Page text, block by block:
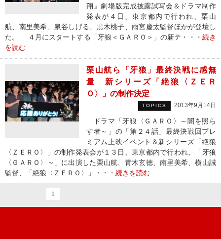
翔』劇場版完成披露試写会＆ドラマ制作
発表が４日、東京都内で行われ、栗山
航、南里美希、泉谷しげる、黒木桃子、雨宮慶太監督ほかが登壇し
た。 ４月にスタートする「牙狼＜ＧＡＲＯ＞」の新テ・・・ 続き
を読む
栗山航ら「牙狼」最終決戦に感無
量 新シリーズ「絶狼〈ＺＥＲ
Ｏ〉」の制作決定
TOPICS 2013年9月14日
ドラマ「牙狼〈ＧＡＲＯ〉～闇を照ら
す者～」の「第２４話」最終決戦回プレ
ミアム上映イベント＆新シリーズ「絶狼
〈ＺＥＲＯ〉」の制作発表会が１３日、東京都内で行われ、「牙狼
〈ＧＡＲＯ〉～」に出演した栗山航、青木玄徳、南里美希、横山誠
監督、「絶狼〈ＺＥＲＯ〉」・・・ 続きを読む
1